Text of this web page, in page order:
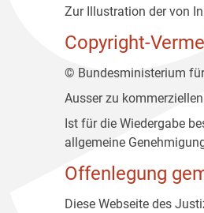
Zur Illustration der von
Copyright-
© Bundesministerium
Ausser zu
Ist für die Wiedergabe
allgemeine
Offenlegung
Diese Webseite des